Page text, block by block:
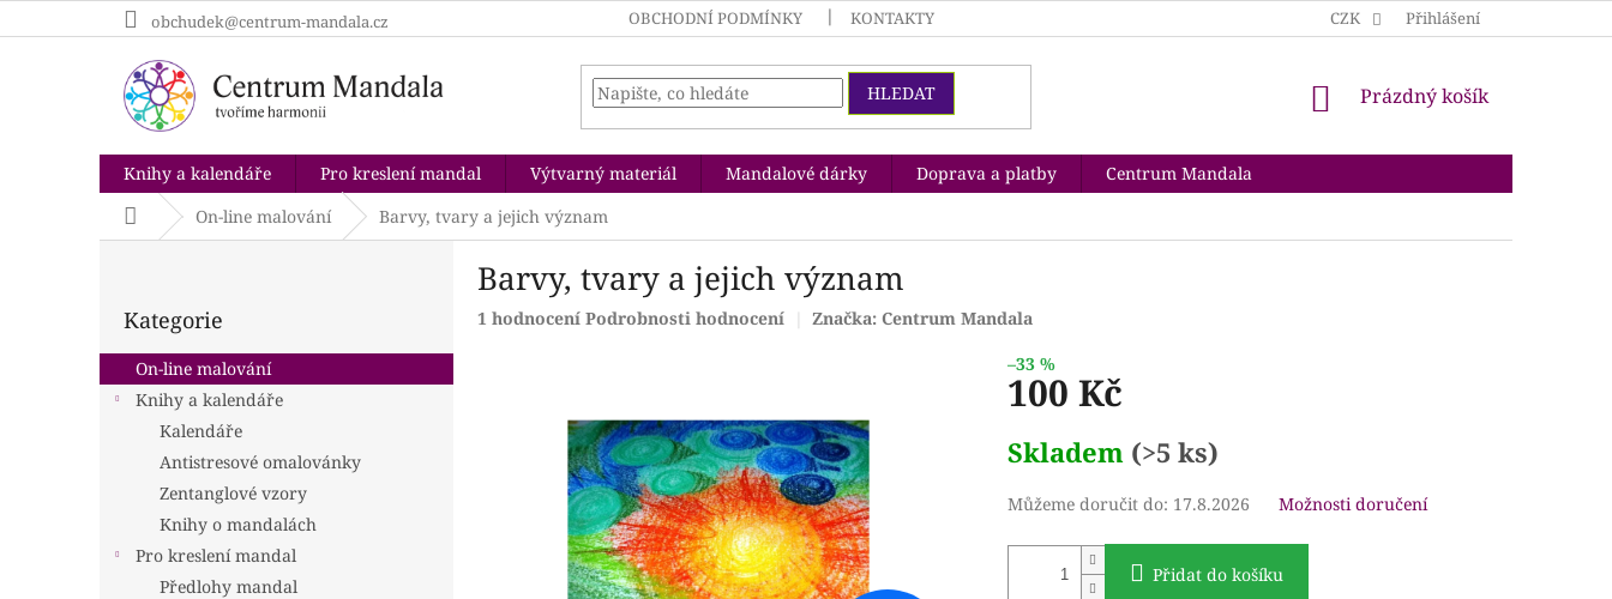
na
obchudek@centrum-mandala.cz OBCHODNÍ PODMÍNKY KONTAKTY CZK Přihlášení
HLEDAT
NÁKUPNÍ
Prázdný košík
Knihy a kalendáře Pro kreslení mandal Výtvarný materiál Mandalové dárky Doprava a platby
Centrum Mandala
Domů On-line malování Barvy, tvary a jejich význam
r
a
kategorie
Kategorie
On-line malování
Knihy a kalendáře
Kalendáře
Antistresové omalovánky
Zentanglové vzory
Knihy o mandalách
Pro kreslení mandal
Předlohy mandal
Barvy, tvary a jejich význam
Průměrné
1 hodnocení Podrobnosti hodnocení Značka: Centrum Mandala
–33 %
100 Kč
cena:
Skladem (>5 ks)
Můžeme doručit do: 17.8.2026 Možnosti doručení
Přidat do košíku